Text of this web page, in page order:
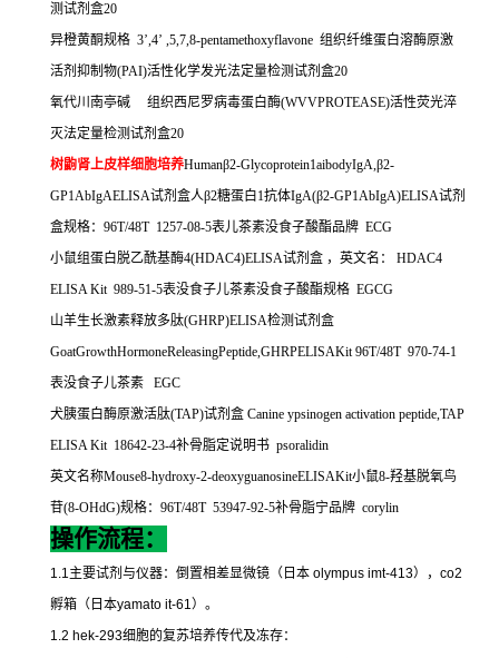
测试剂盒20
异橙黄酮规格 3’,4’ ,5,7,8-pentamethoxyflavone 组织纤维蛋白溶酶原激
活剂抑制物(PAI)活性化学发光法定量检测试剂盒20
氧代川南亭碱
组织西尼罗病毒蛋白酶(WVVPROTEASE)活性荧光淬
灭法定量检测试剂盒20
树鼩肾上皮样细胞培养Humanβ2-Glycoprotein1aibodyIgA,β2-
GP1AbIgAELISA试剂盒人β2糖蛋白 1抗体IgA(β2-GP1AbIgA)ELISA试剂
盒规格： 96T/48T 1257-08-5表儿茶素没食子酸酯品牌 ECG
小鼠组蛋白脱乙酰基酶4(HDAC4)ELISA试剂盒 ，英文名：
HDAC4
ELISA Kit 989-51-5表没食子儿茶素没食子酸酯规格 EGCG
山羊生长激素释放多肽(GHRP)ELISA检测试剂盒
GoatGrowthHormoneReleasingPeptide,GHRPELISAKit 96T/48T 970-74-1
表没食子儿茶素
EGC
犬胰蛋白酶原激活肽(TAP)试剂盒 Canine ypsinogen activation peptide,TAP
ELISA Kit 18642-23-4补骨脂定说明书 psoralidin
英文名称Mouse8-hydroxy-2-deoxyguanosineELISAKit小鼠8-羟基脱氧鸟
苷(8-OHdG)规格： 96T/48T 53947-92-5补骨脂宁品牌 corylin
操作流程：
1.1主要试剂与仪器：倒置相差显微镜（日本 olympus imt-413）， co2
孵箱（日本yamato it-61）。
1.2 hek-293细胞的复苏培养传代及冻存：